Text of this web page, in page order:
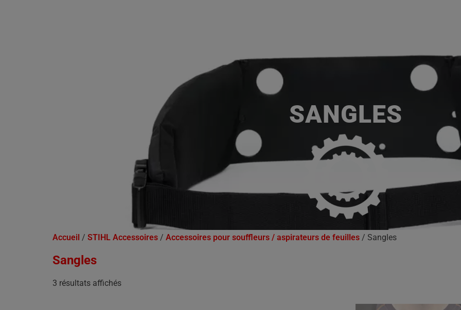
SANGLES
Accueil / STIHL Accessoires / Accessoires pour souffleurs / aspirateurs de feuilles / Sangles
Sangles
3 résultats affichés